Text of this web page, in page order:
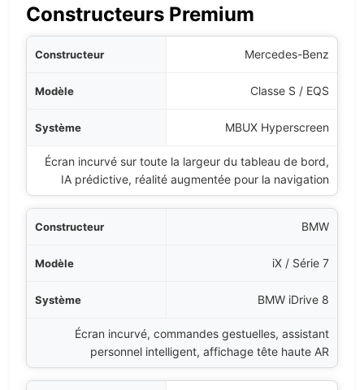
Constructeurs Premium
Principales
Mercedes-Benz
Classe S / EQS
MBUX Hyperscreen
Écran incurvé sur toute la largeur du tableau de bord,
IA prédictive, réalité augmentée pour la navigation
BMW
iX / Série 7
BMW iDrive 8
Écran incurvé, commandes gestuelles, assistant
personnel intelligent, affichage tête haute AR